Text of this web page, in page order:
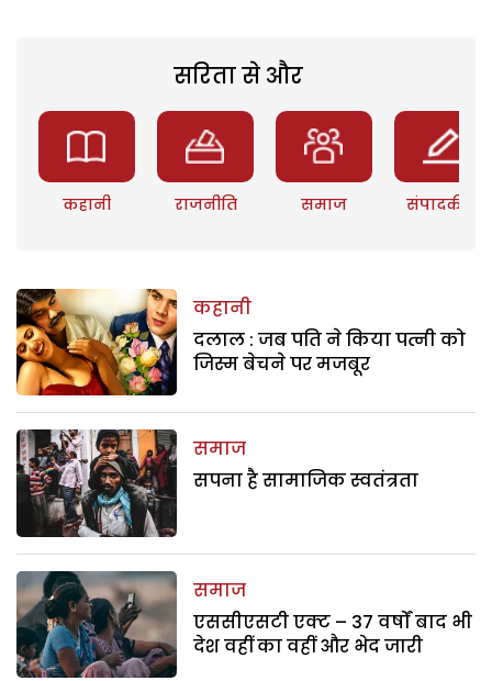
सरिता से और
कहानी राजनीति समाज संपादकीय
कहानी
दलाल : जब पति ने किया पत्नी को
जिस्म बेचने पर मजबूर
समाज
सपना है सामाजिक स्वतंत्रता
समाज
एससीएसटी एक्ट – 37 वर्षों बाद भी
देश वहीं का वहीं और भेद जारी